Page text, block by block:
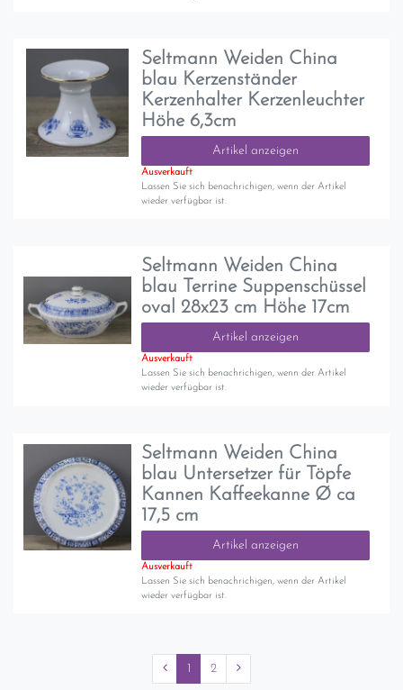
Seltmann Weiden China
blau Kerzenständer
Kerzenhalter Kerzenleuchter
Höhe 6,3cm
Artikel anzeigen
Ausverkauft
Lassen Sie sich benachrichigen, wenn der Artikel
wieder verfügbar ist.
Seltmann Weiden China
blau Terrine Suppenschüssel
oval 28x23 cm Höhe 17cm
Artikel anzeigen
Ausverkauft
Lassen Sie sich benachrichigen, wenn der Artikel
wieder verfügbar ist.
Seltmann Weiden China
blau Untersetzer für Töpfe
Kannen Kaffeekanne Ø ca
17,5 cm
Artikel anzeigen
Ausverkauft
Lassen Sie sich benachrichigen, wenn der Artikel
wieder verfügbar ist.
1 2